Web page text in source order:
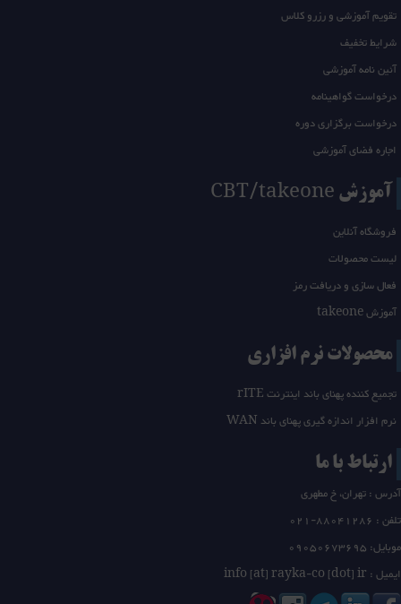
تقویم آموزشی و رزرو کلاس
شرایط تخفیف
آئین نامه آموزشی
درخواست گواهینامه
درخواست برگزاری دوره
اجاره فضای آموزشی
آموزش CBT/takeone
فروشگاه آنلاین
لیست محصولات
فعال سازی و دریافت رمز
آموزش takeone
محصولات نرم افزاری
تجمیع کننده پهنای باند اینترنت rITE
نرم افزار اندازه گیری پهنای باند WAN
ارتباط با ما
آدرس : تهران، خ مطهری
تلفن : 21-88041286
0
موبایل: 09050673695
ایمیل : info [at] rayka-co [dot] ir